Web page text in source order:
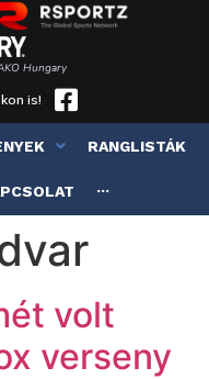
Hungary
is!
RANGLISTÁK
···
volt
verseny